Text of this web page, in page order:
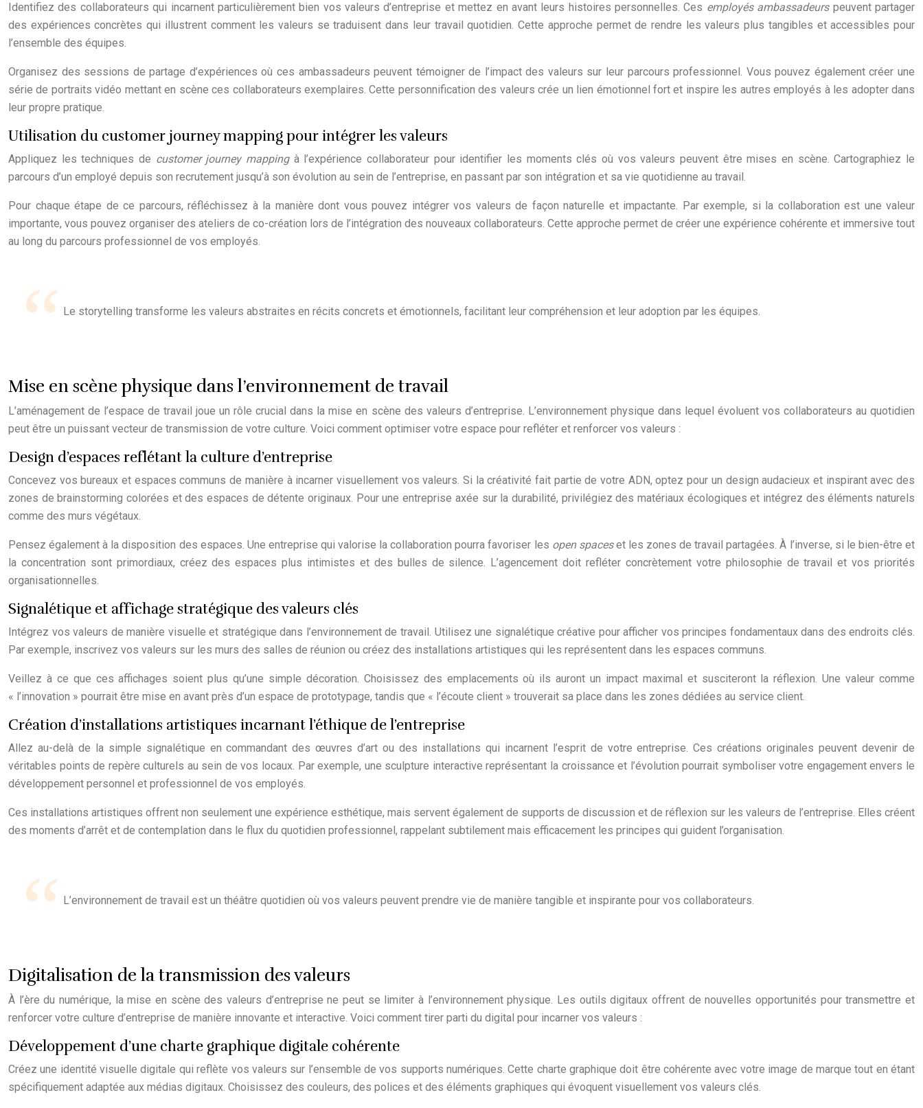
Identifiez des collaborateurs qui incarnent particulièrement bien vos valeurs d’entreprise et mettez en avant leurs histoires personnelles. Ces employés ambassadeurs peuvent partager
des expériences concrètes qui illustrent comment les valeurs se traduisent dans leur travail quotidien. Cette approche permet de rendre les valeurs plus tangibles et accessibles pour
l’ensemble des équipes.
Organisez des sessions de partage d’expériences où ces ambassadeurs peuvent témoigner de l’impact des valeurs sur leur parcours professionnel. Vous pouvez également créer une
série de portraits vidéo mettant en scène ces collaborateurs exemplaires. Cette personnification des valeurs crée un lien émotionnel fort et inspire les autres employés à les adopter dans
leur propre pratique.
Utilisation du customer journey mapping pour intégrer les valeurs
Appliquez les techniques de customer journey mapping à l’expérience collaborateur pour identifier les moments clés où vos valeurs peuvent être mises en scène. Cartographiez le
parcours d’un employé depuis son recrutement jusqu’à son évolution au sein de l’entreprise, en passant par son intégration et sa vie quotidienne au travail.
Pour chaque étape de ce parcours, réfléchissez à la manière dont vous pouvez intégrer vos valeurs de façon naturelle et impactante. Par exemple, si la collaboration est une valeur
importante, vous pouvez organiser des ateliers de co-création lors de l’intégration des nouveaux collaborateurs. Cette approche permet de créer une expérience cohérente et immersive tout
au long du parcours professionnel de vos employés.
Le storytelling transforme les valeurs abstraites en récits concrets et émotionnels, facilitant leur compréhension et leur adoption par les équipes.
Mise en scène physique dans l’environnement de travail
L’aménagement de l’espace de travail joue un rôle crucial dans la mise en scène des valeurs d’entreprise. L’environnement physique dans lequel évoluent vos collaborateurs au quotidien
peut être un puissant vecteur de transmission de votre culture. Voici comment optimiser votre espace pour refléter et renforcer vos valeurs :
Design d’espaces reflétant la culture d’entreprise
Concevez vos bureaux et espaces communs de manière à incarner visuellement vos valeurs. Si la créativité fait partie de votre ADN, optez pour un design audacieux et inspirant avec des
zones de brainstorming colorées et des espaces de détente originaux. Pour une entreprise axée sur la durabilité, privilégiez des matériaux écologiques et intégrez des éléments naturels
comme des murs végétaux.
Pensez également à la disposition des espaces. Une entreprise qui valorise la collaboration pourra favoriser les open spaceset les zones de travail partagées. À l’inverse, si le bien-être et
la concentration sont primordiaux, créez des espaces plus intimistes et des bulles de silence. L’agencement doit refléter concrètement votre philosophie de travail et vos priorités
organisationnelles.
Signalétique et affichage stratégique des valeurs clés
Intégrez vos valeurs de manière visuelle et stratégique dans l’environnement de travail. Utilisez une signalétique créative pour afficher vos principes fondamentaux dans des endroits clés.
Par exemple, inscrivez vos valeurs sur les murs des salles de réunion ou créez des installations artistiques qui les représentent dans les espaces communs.
Veillez à ce que ces affichages soient plus qu’une simple décoration. Choisissez des emplacements où ils auront un impact maximal et susciteront la réflexion. Une valeur comme
« l’innovation » pourrait être mise en avant près d’un espace de prototypage, tandis que « l’écoute client » trouverait sa place dans les zones dédiées au service client.
Création d’installations artistiques incarnant l’éthique de l’entreprise
Allez au-delà de la simple signalétique en commandant des œuvres d’art ou des installations qui incarnent l’esprit de votre entreprise. Ces créations originales peuvent devenir de
véritables points de repère culturels au sein de vos locaux. Par exemple, une sculpture interactive représentant la croissance et l’évolution pourrait symboliser votre engagement envers le
développement personnel et professionnel de vos employés.
Ces installations artistiques offrent non seulement une expérience esthétique, mais servent également de supports de discussion et de réflexion sur les valeurs de l’entreprise. Elles créent
des moments d’arrêt et de contemplation dans le flux du quotidien professionnel, rappelant subtilement mais efficacement les principes qui guident l’organisation.
L’environnement de travail est un théâtre quotidien où vos valeurs peuvent prendre vie de manière tangible et inspirante pour vos collaborateurs.
Digitalisation de la transmission des valeurs
À l’ère du numérique, la mise en scène des valeurs d’entreprise ne peut se limiter à l’environnement physique. Les outils digitaux offrent de nouvelles opportunités pour transmettre et
renforcer votre culture d’entreprise de manière innovante et interactive. Voici comment tirer parti du digital pour incarner vos valeurs :
Développement d’une charte graphique digitale cohérente
Créez une identité visuelle digitale qui reflète vos valeurs sur l’ensemble de vos supports numériques. Cette charte graphique doit être cohérente avec votre image de marque tout en étant
spécifiquement adaptée aux médias digitaux. Choisissez des couleurs, des polices et des éléments graphiques qui évoquent visuellement vos valeurs clés.